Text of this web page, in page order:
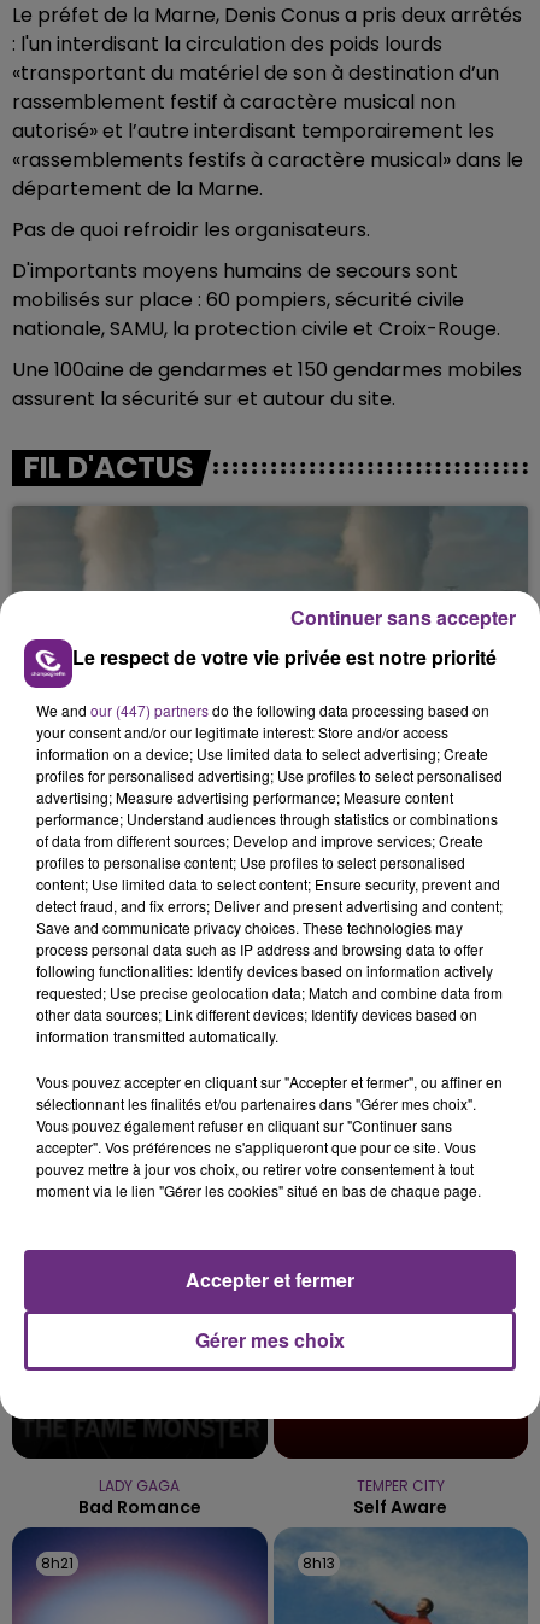
Le préfet de la Marne, Denis Conus a pris deux arrêtés
: l'un interdisant la circulation des poids lourds
«transportant du matériel de son à destination d’un
rassemblement festif à caractère musical non
autorisé» et l’autre interdisant temporairement les
«rassemblements festifs à caractère musical» dans le
département de la Marne.
Pas de quoi refroidir les organisateurs.
D'importants moyens humains de secours sont
mobilisés sur place : 60 pompiers, sécurité civile
nationale, SAMU, la protection civile et Croix-Rouge.
Une 100aine de gendarmes et 150 gendarmes mobiles
assurent la sécurité sur et autour du site.
FIL D'ACTUS
LA CENTRALE NUCLÉAIRE DE CHOOZ
TOUJOURS À L'ARRÊT
Cela fait déjà une semaine que la centrale
nucléaire ardennaise est à l'arrêt. Une situation
justifiée par la sécheresse intense qui est toujours
présente.
LE MAGASIN JOUÉCLUB DE REIMS FERME
C'était l'une des institutions du centre-ville
rémois. Le magasin JouéClub est contraint de
fermer ses portes.
TITRES DIFFUSÉS
LADY GAGA
Bad Romance
TEMPER CITY
Self Aware
8h21
8h21 8h13
8h13
Le respect de votre vie privée est notre priorité
We and our (447) partnersdo the following data processing based on
your consent and/or our legitimate interest: Store and/or access
information on a device; Use limited data to select advertising; Create
profiles for personalised advertising; Use profiles to select personalised
advertising; Measure advertising performance; Measure content
performance; Understand audiences through statistics or combinations
of data from different sources; Develop and improve services; Create
profiles to personalise content; Use profiles to select personalised
content; Use limited data to select content; Ensure security, prevent and
detect fraud, and fix errors; Deliver and present advertising and content;
Save and communicate privacy choices. These technologies may
process personal data such as IP address and browsing data to offer
following functionalities: Identify devices based on information actively
requested; Use precise geolocation data; Match and combine data from
other data sources; Link different devices; Identify devices based on
information transmitted automatically.
Vous pouvez accepter en cliquant sur "Accepter et fermer", ou affiner en
sélectionnant les finalités et/ou partenaires dans "Gérer mes choix".
Vous pouvez également refuser en cliquant sur "Continuer sans
accepter". Vos préférences ne s'appliqueront que pour ce site. Vous
pouvez mettre à jour vos choix, ou retirer votre consentement à tout
moment via le lien "Gérer les cookies" situé en bas de chaque page.
Gérer mes choix
Accepter et fermer
Continuer sans accepter